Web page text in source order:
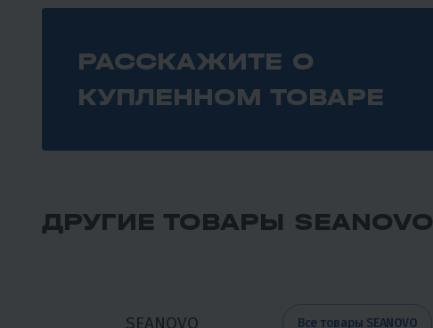
РАССКАЖИТЕ О
КУПЛЕННОМ ТОВАРЕ
ДРУГИЕ ТОВАРЫ SEANOVO
SEANOVO Все товары SEANOVO